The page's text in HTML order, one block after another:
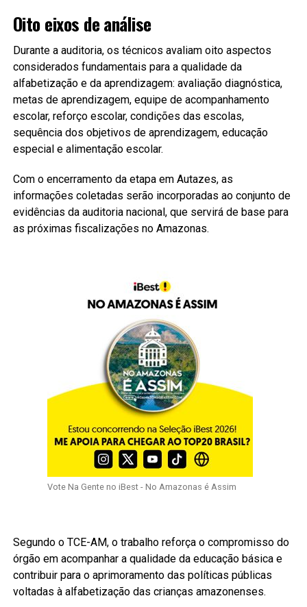
Oito eixos de análise
Durante a auditoria, os técnicos avaliam oito aspectos
considerados fundamentais para a qualidade da
alfabetização e da aprendizagem: avaliação diagnóstica,
metas de aprendizagem, equipe de acompanhamento
escolar, reforço escolar, condições das escolas,
sequência dos objetivos de aprendizagem, educação
especial e alimentação escolar.
Com o encerramento da etapa em Autazes, as
informações coletadas serão incorporadas ao conjunto de
evidências da auditoria nacional, que servirá de base para
as próximas fiscalizações no Amazonas.
Vote Na Gente no iBest - No Amazonas é Assim
Segundo o TCE-AM, o trabalho reforça o compromisso do
órgão em acompanhar a qualidade da educação básica e
contribuir para o aprimoramento das políticas públicas
voltadas à alfabetização das crianças amazonenses.